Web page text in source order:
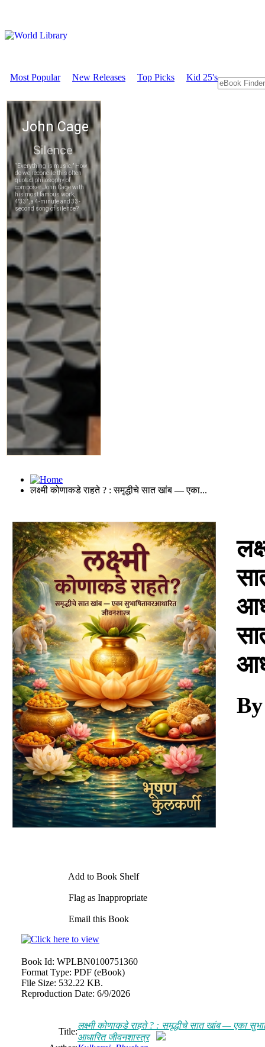
Most Popular New Releases Top Picks Kid 25's
लक्ष्मी कोणाकडे राहते ? : समृद्धीचे सात खांब — एका...
Download
Add to Book Shelf
Flag as Inappropriate
Email this Book
Book Id: WPLBN0100751360
Format Type: PDF (eBook)
File Size: 532.22 KB.
Reproduction Date: 6/9/2026
Title:
लक्ष्मी कोणाकडे राहते ? : समृद्धीचे सात खांब — एका
आधारित जीवनशास्त्र